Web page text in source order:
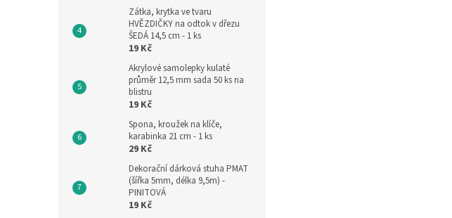
Zátka, krytka ve tvaru
HVĚZDIČKY na odtok v dřezu
ŠEDÁ 14,5 cm - 1 ks
19 Kč
Akrylové samolepky kulaté
průměr 12,5 mm sada 50 ks na
blistru
19 Kč
Spona, kroužek na klíče,
karabinka 21 cm - 1 ks
29 Kč
Dekorační dárková stuha PMAT
(šířka 5mm, délka 9,5m) -
PINITOVÁ
19 Kč